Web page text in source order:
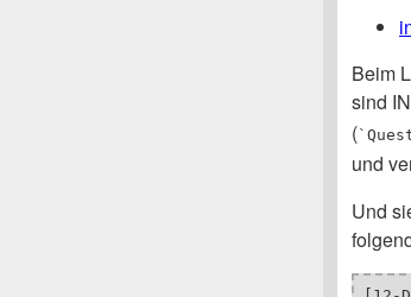
Beim
sind
(
und
Und